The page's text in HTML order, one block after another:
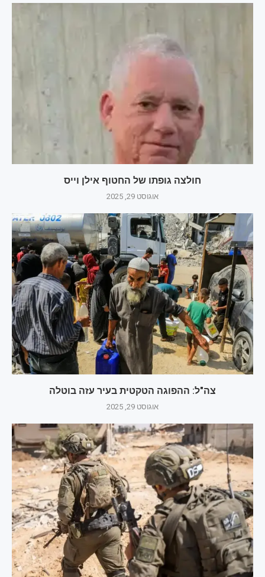
חולצה גופתו של החטוף אילן וייס
אוגוסט 29, 2025
צה"ל: ההפוגה הטקטית בעיר עזה בוטלה
אוגוסט 29, 2025